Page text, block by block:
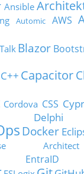
Ansible
Automic AWS
Blazor
C++ Capacitor
Cordova CSS
Delphi
Docker
Architect
EntraID